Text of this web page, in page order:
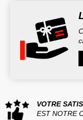
VOTRE
EST NOTRE